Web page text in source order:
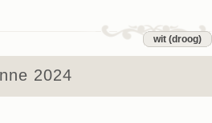
wit (droog)
2024